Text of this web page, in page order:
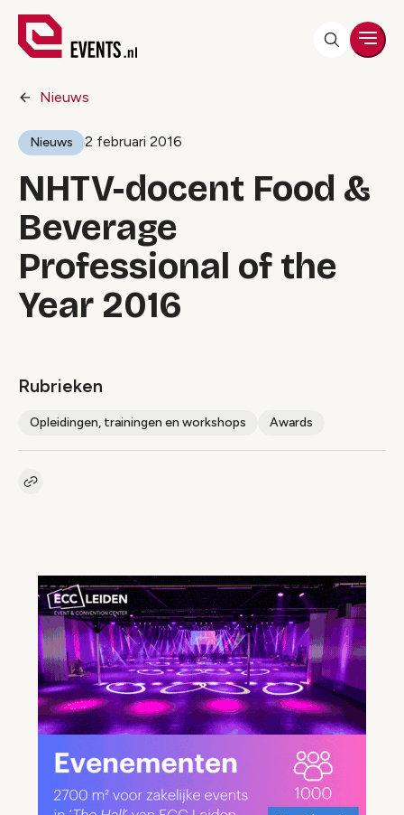
Nieuws
Nieuws 2 februari 2016
NHTV-docent Food &
Beverage
Professional of the
Year 2016
Rubrieken
Opleidingen, trainingen en workshops Awards
Kopieer link naar artikel